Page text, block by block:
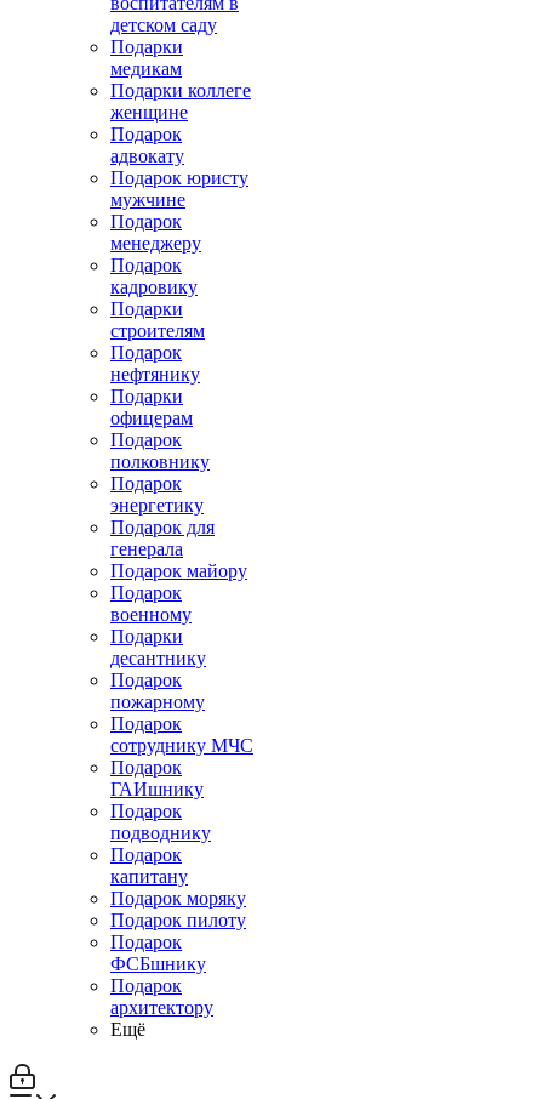
детском саду
Подарки
медикам
Подарки коллеге
женщине
Подарок
адвокату
Подарок юристу
мужчине
Подарок
менеджеру
Подарок
кадровику
Подарки
строителям
Подарок
нефтянику
Подарки
офицерам
Подарок
полковнику
Подарок
энергетику
Подарок для
генерала
Подарок майору
Подарок
военному
Подарки
десантнику
Подарок
пожарному
Подарок
сотруднику МЧС
Подарок
ГАИшнику
Подарок
подводнику
Подарок
капитану
Подарок моряку
Подарок пилоту
Подарок
ФСБшнику
Подарок
архитектору
Ещё